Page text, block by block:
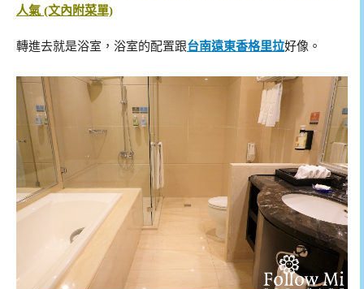
人氣 (文內附菜單)
轉進去就是浴室，浴室的配置跟台南遠東香格里拉好像。